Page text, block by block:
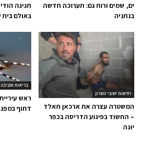
חגיגה
באולם בית
ים, שמים ורוח גם: תערוכה חדשה
בנתניה
בריאות וסביבה
ראש
דחוף
חדשות ישובי השרון
המשטרה עצרה את ארכאן חאלד
– החשוד בפיגוע הדריסה בכפר
יונה